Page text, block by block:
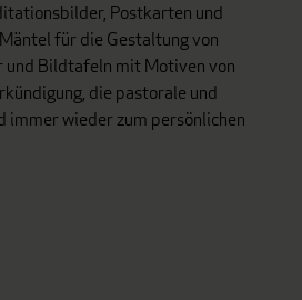
Postkarten und
für die Gestaltung von
Bildtafeln mit Motiven von
die pastorale und
immer wieder zum persönlichen